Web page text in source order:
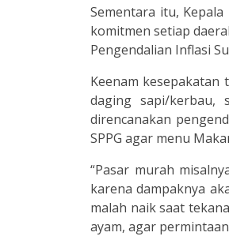
Sementara itu,
komitmen setiap
Pengendalian Inflasi
Keenam
daging sapi/kerbau,
direncanakan
SPPG agar menu
“Pasar murah
karena dampaknya
malah naik saat
ayam, agar